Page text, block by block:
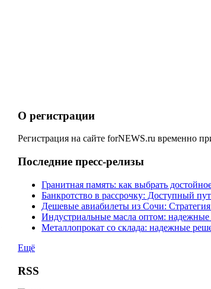
О регистрации
Регистрация на сайте forNEWS.ru временно
Последние пресс-релизы
Гранитная память: как выбрать
Банкротство в рассрочку: Доступный
Дешевые авиабилеты из Сочи:
Индустриальные масла оптом:
Металлопрокат со склада: надежные
Ещё
RSS